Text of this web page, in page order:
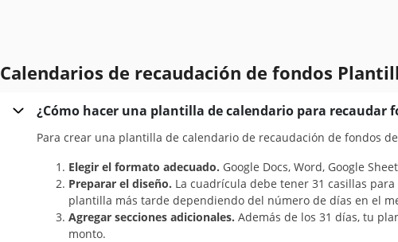
Calendarios de recaudación de fondos
¿Cómo hacer una plantilla de calendario para recaudar
Para crear una plantilla de calendario de recaudación de fondos
Elegir el formato adecuado. Google Docs, Word, Google
Preparar el diseño. La cuadrícula debe tener 31 casillas
plantilla más tarde dependiendo del número de días en el
Agregar secciones adicionales. Además de los 31 días, tu
monto.